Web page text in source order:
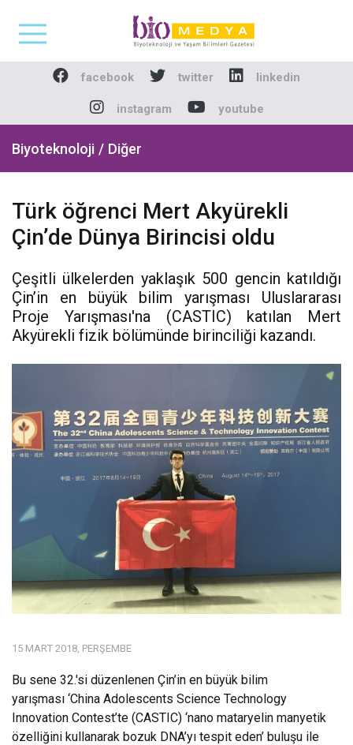
Biomedya -
facebook twitter linkedin
instagram youtube
Biyoteknoloji / Diğer
Türk öğrenci Mert Akyürekli
Çin’de Dünya Birincisi oldu
Çeşitli ülkelerden yaklaşık 500 gencin katıldığı
Çin’in en büyük bilim yarışması Uluslararası
Proje Yarışması'na (CASTIC) katılan Mert
Akyürekli fizik bölümünde birinciliği kazandı.
15 MART 2018, PERŞEMBE
Bu sene 32.'si düzenlenen Çin’in en büyük bilim
yarışması ‘China Adolescents Science Technology
Innovation Contest’te (CASTIC) ‘nano mataryelin manyetik
özelliğini kullanarak bozuk DNA’yı tespit eden’ buluşu ile